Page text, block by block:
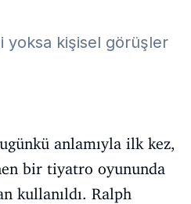
yoksa kişisel görüşler
anlamıyla ilk kez,
bir tiyatro oyununda
kullanıldı. Ralph